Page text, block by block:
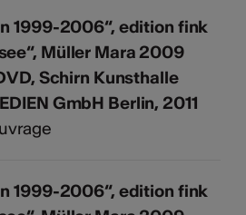
1999-2006“, edition fink
Müller Mara 2009
Schirn Kunsthalle
GmbH Berlin, 2011
1999-2006“, edition fink